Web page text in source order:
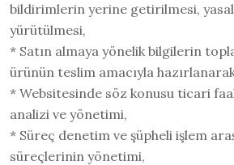
bildirimlerin yerine getirilmesi,
yürütülmesi,
* Satın almaya yönelik bilgilerin
ürünün teslim amacıyla
* Websitesinde söz konusu ticari
analizi ve yönetimi,
* Süreç denetim ve şüpheli işlem
süreçlerinin yönetimi,